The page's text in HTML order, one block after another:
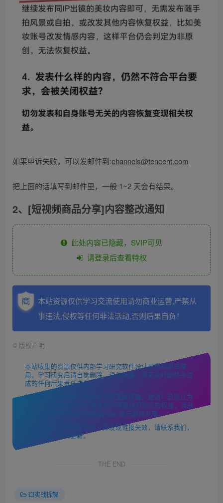
如果申诉失败，可以发邮件到:channels@tencent.com
把上面的话填写到邮件里，一般 1~2 天会有结果。
2、[短视频商品分享]内容整改通知
此处内容已隐藏，SVIP可见
请登录后查看特权
本站资源仅供学习交流使用请勿商业运营,严禁从
事违法,侵权等任何非法活动,否则后果自负！
© 版权声明
本站收集的资源仅供内部学习研究软件设计思想和原理使
用，学习研究后请自觉删除，请勿传播，因未及时删除所造
成的任何后果责任自负。
如果用于其他用途，请购买正版支持作者，谢谢！若您认为
「https://mc9527.cn/」发布的内容若侵犯到您的权益，请联
系站长邮箱:907146180@qq.com 进行删除处理。
本站资源大多存储在云盘，如发现链接失效，请联系我们，
我们会第一时间更新。
THE END
💥实战拆解